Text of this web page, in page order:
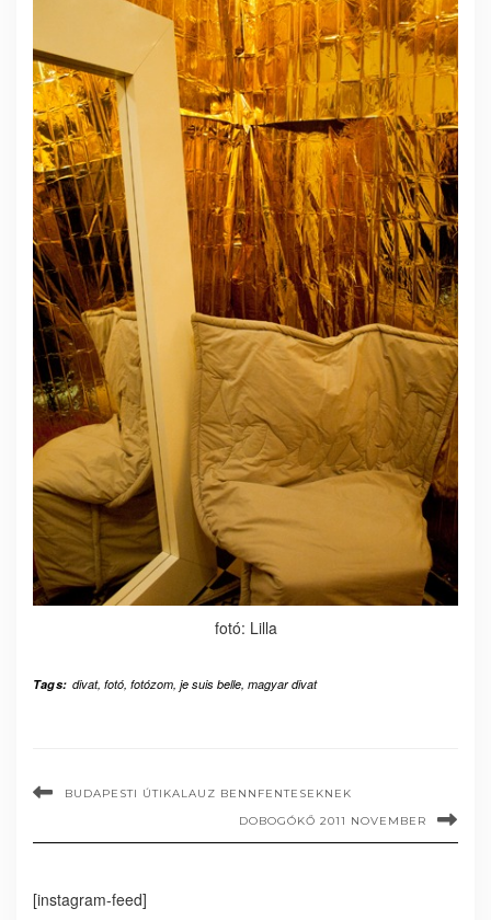
fotó: Lilla
Tags: divat, fotó, fotózom, je suis belle, magyar divat
BUDAPESTI ÚTIKALAUZ BENNFENTESEKNEK
DOBOGÓKŐ 2011 NOVEMBER
[instagram-feed]